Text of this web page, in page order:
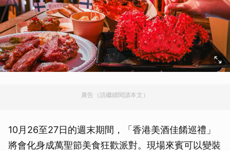
廣告（請繼續閱讀本文）
10月26至27日的週末期間，「香港美酒佳餚巡禮」
將會化身成萬聖節美食狂歡派對。現場來賓可以變裝